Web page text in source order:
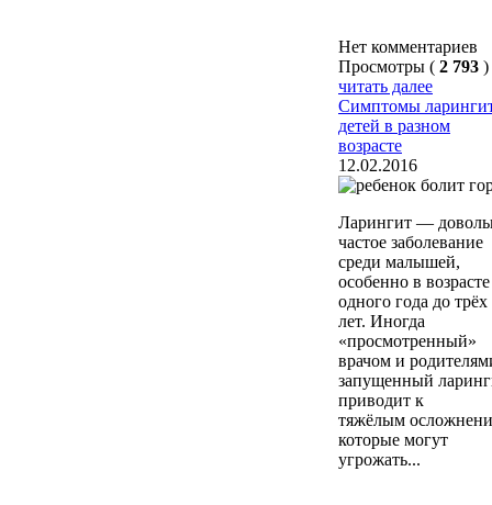
Нет комментариев
Просмотры ( 2 793 )
читать далее
Симптомы
детей в разном
возрасте
12.02.2016
Ларингит —
частое заболевание
среди малышей,
особенно в
одного года до трёх
лет. Иногда
«просмотренный»
врачом и
запущенный
приводит к
тяжёлым
которые могут
угрожать...